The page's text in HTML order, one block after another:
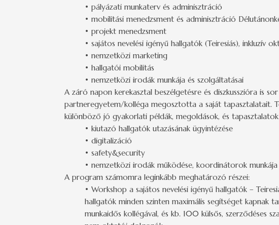
• pályázati munkaterv és adminisztráció
• mobilitási menedzsment és adminisztráció
• projekt menedzsment
• sajátos nevelési igényű hallgatók (Teiresiás), inkluzív
• nemzetközi marketing
• hallgatói mobilitás
• nemzetközi irodák munkája és szolgáltatásai
A záró napon kerekasztal beszélgetésre és diszkusszióra is
partneregyetem/kolléga megosztotta a saját tapasztalatait.
különböző jó gyakorlati példák, megoldások, és
• kiutazó hallgatók utazásának ügyintézése
• digitalizáció
• safety&security
• nemzetközi irodák működése, koordinátorok munkája
A program számomra leginkább meghatározó részei:
• Workshop a sajátos nevelési igényű hallgatók –
hallgatók minden szinten maximális segítséget kapnak
munkaidős kollégával, és kb. 100 külsős, szerződéses